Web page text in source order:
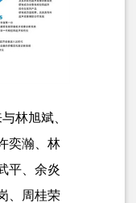
林旭斌、
奕瀚、林
平、 余炎
、周桂荣